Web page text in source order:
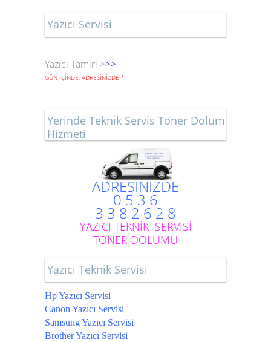
Yazıcı Servisi
Yazıcı Tamiri >>>
GÜN İÇİNDE, ADRESİNİZDE *.
Yerinde Teknik Servis Toner Dolum
Hizmeti
ADRESİNİZDE
0 5 3 6
3 3 8 2 6 2 8
YAZICI TEKNİK SERVİSİ
TONER DOLUMU
Yazıcı Teknik Servisi
Hp Yazıcı Servisi
Canon Yazıcı Servisi
Samsung Yazıcı Servisi
Brother Yazıcı Servisi